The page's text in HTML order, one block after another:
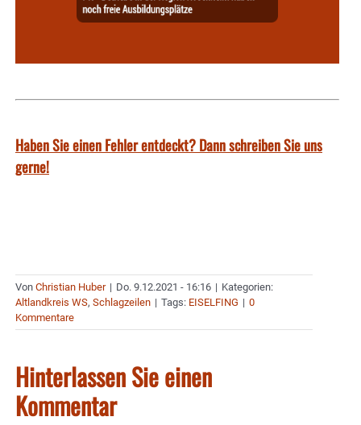
Haben Sie einen Fehler entdeckt? Dann schreiben Sie uns
gerne!
Von Christian Huber | Do. 9.12.2021 - 16:16 | Kategorien:
Altlandkreis WS, Schlagzeilen | Tags: EISELFING | 0
Kommentare
Hinterlassen Sie einen
Kommentar